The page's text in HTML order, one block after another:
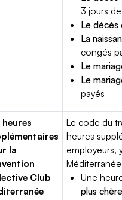
3 jours
Le décès
La
congés
Le
Le
payés
heures
la
Club
Le code du
heures
employeurs,
Une
plus